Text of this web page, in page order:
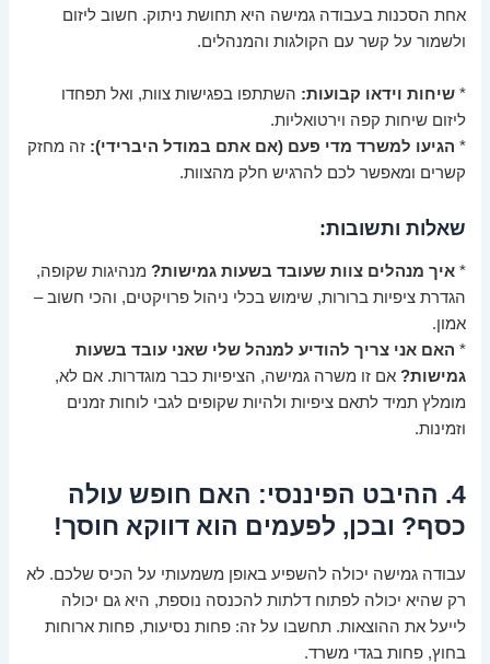
אחת הסכנות בעבודה גמישה היא תחושת ניתוק. חשוב ליזום
ולשמור על קשר עם הקולגות והמנהלים.
*שיחות וידאו קבועות: השתתפו בפגישות צוות, ואל תפחדו
ליזום שיחות קפה וירטואליות.
* הגיעו למשרד מדי פעם (אם אתם במודל היברידי): זה מחזק
קשרים ומאפשר לכם להרגיש חלק מהצוות.
שאלות ותשובות:
*איך מנהלים צוות שעובד בשעות גמישות? מנהיגות שקופה,
הגדרת ציפיות ברורות, שימוש בכלי ניהול פרויקטים, והכי חשוב –
אמון.
* האם אני צריך להודיע למנהל שלי שאני עובד בשעות
גמישות? אם זו משרה גמישה, הציפיות כבר מוגדרות. אם לא,
מומלץ תמיד לתאם ציפיות ולהיות שקופים לגבי לוחות זמנים
וזמינות.
4. ההיבט הפיננסי: האם חופש עולה
כסף? ובכן, לפעמים הוא דווקא חוסך!
עבודה גמישה יכולה להשפיע באופן משמעותי על הכיס שלכם. לא
רק שהיא יכולה לפתוח דלתות להכנסה נוספת, היא גם יכולה
לייעל את ההוצאות. תחשבו על זה: פחות נסיעות, פחות ארוחות
בחוץ, פחות בגדי משרד.